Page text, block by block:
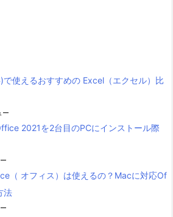
で使えるおすすめの Excel（エクセル）比
ー
2021を2台目のPCにインストール際
（ オフィス）は使えるの？Macに対応Of
法